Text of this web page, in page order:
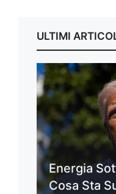
ULTIMI
Energia
Cosa Sta